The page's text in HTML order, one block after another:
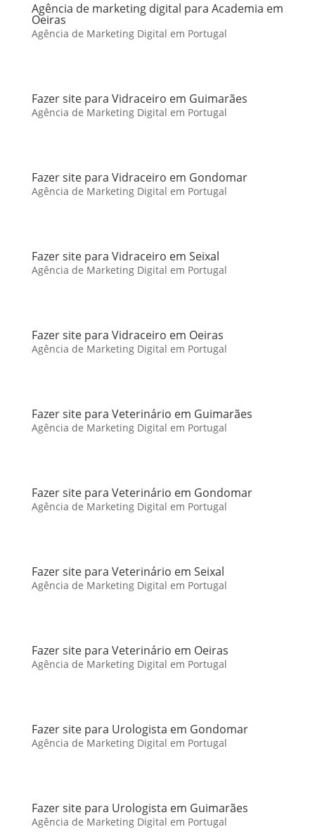
Agência de marketing digital para Academia em
Oeiras
Agência de Marketing Digital em Portugal
Fazer site para Vidraceiro em Guimarães
Agência de Marketing Digital em Portugal
Fazer site para Vidraceiro em Gondomar
Agência de Marketing Digital em Portugal
Fazer site para Vidraceiro em Seixal
Agência de Marketing Digital em Portugal
Fazer site para Vidraceiro em Oeiras
Agência de Marketing Digital em Portugal
Fazer site para Veterinário em Guimarães
Agência de Marketing Digital em Portugal
Fazer site para Veterinário em Gondomar
Agência de Marketing Digital em Portugal
Fazer site para Veterinário em Seixal
Agência de Marketing Digital em Portugal
Fazer site para Veterinário em Oeiras
Agência de Marketing Digital em Portugal
Fazer site para Urologista em Gondomar
Agência de Marketing Digital em Portugal
Fazer site para Urologista em Guimarães
Agência de Marketing Digital em Portugal